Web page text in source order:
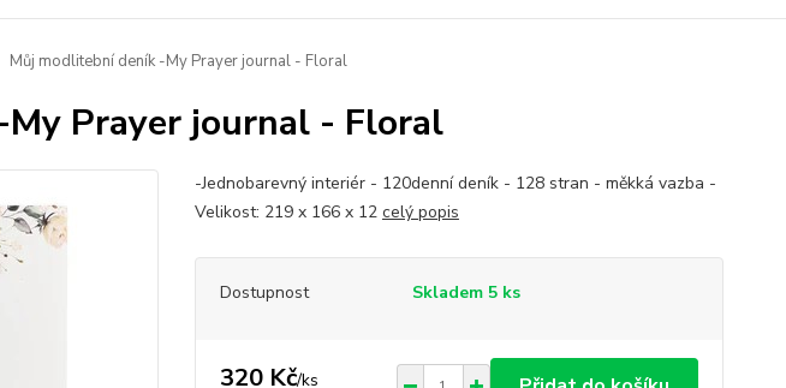
Můj modlitební deník -My Prayer journal - Floral
Prayer journal - Floral
-Jednobarevný interiér - 120denní deník - 128 stran - měkká vazba -
Velikost: 219 x 166 x 12 celý popis
Dostupnost Skladem 5 ks
320 Kč/ks